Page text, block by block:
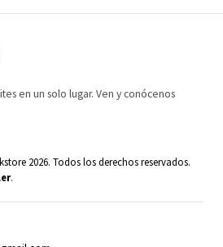
en un solo lugar. Ven y conócenos
2026. Todos los derechos reservados.
.